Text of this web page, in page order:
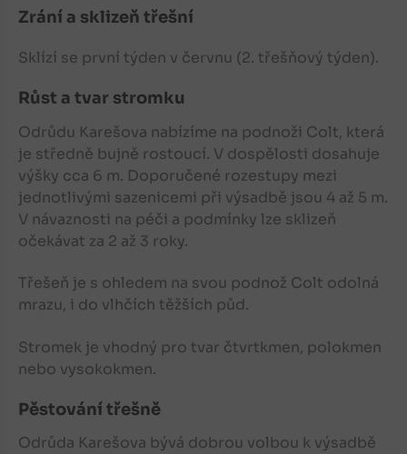
Zrání a sklizeň třešní
Sklízí se první týden v červnu (2. třešňový týden).
Růst a tvar stromku
Odrůdu Karešova nabízíme na podnoži Colt, která
je středně bujně rostoucí. V dospělosti dosahuje
výšky cca 6 m. Doporučené rozestupy mezi
jednotlivými sazenicemi při výsadbě jsou 4 až 5 m.
V návaznosti na péči a podmínky lze sklizeň
očekávat za 2 až 3 roky.
Třešeň je s ohledem na svou podnož Colt odolná
mrazu, i do vlhčích těžších půd.
Stromek je vhodný pro tvar čtvrtkmen, polokmen
nebo vysokokmen.
Pěstování třešně
Odrůda Karešova bývá dobrou volbou k výsadbě